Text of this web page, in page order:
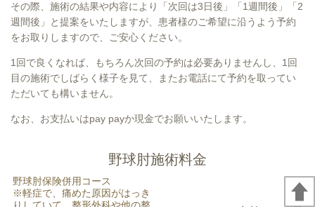
その際、施術の結果や内容により「次回は3日後」「1週間後」「2
週間後」と提案をいたしますが、患者様のご希望に沿うよう予約
をお取りしますので、ご安心ください。
1回で良くなれば、もちろん次回の予約は必要ありませんし、1回
目の施術でしばらく様子を見て、またお電話にて予約を取ってい
ただいても構いません。
なお、お支払いはpay payか現金でお願いいたします。
野球肘施術料金
野球肘保険併用コース
※軽症で、痛めた原因がはっき